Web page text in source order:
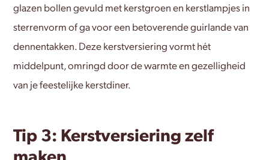
glazen bollen gevuld met kerstgroen en kerstlampjes in
sterrenvorm of ga voor een betoverende guirlande van
dennentakken. Deze kerstversiering vormt hét
middelpunt, omringd door de warmte en gezelligheid
van je feestelijke kerstdiner.
Tip 3: Kerstversiering zelf